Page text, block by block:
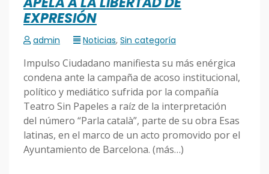
EXPRESIÓN
admin Noticias, Sin categoría
Impulso Ciudadano manifiesta su más enérgica
condena ante la campaña de acoso institucional,
político y mediático sufrida por la compañía
Teatro Sin Papeles a raíz de la interpretación
del número “Parla català”, parte de su obra Esas
latinas, en el marco de un acto promovido por el
Ayuntamiento de Barcelona. (más…)